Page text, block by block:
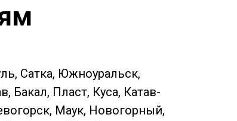
Сатка, Южноуральск,
Пласт, Куса, Катав-
Маук, Новогорный,